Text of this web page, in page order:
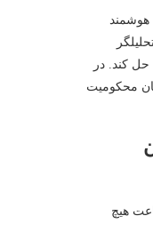
هوشمند
حل کند. در
محکومیت
هیچ